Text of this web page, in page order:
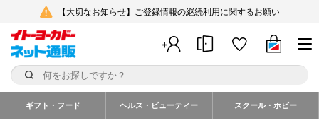
【大切なお知らせ】ご登録情報の継続利用に関するお願い
ギフト・フード ヘルス・ビューティー スクール・ホビー